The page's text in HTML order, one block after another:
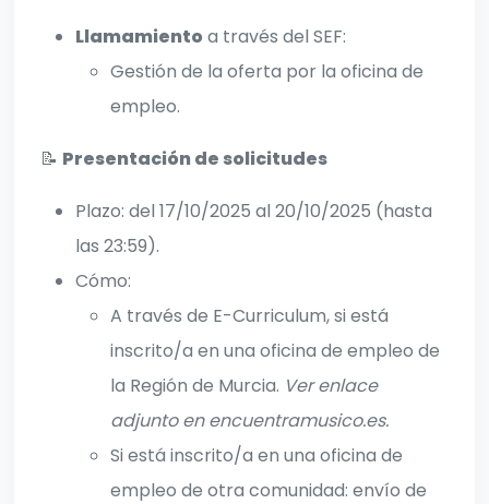
Llamamiento a través del SEF:
Gestión de la oferta por la oficina de
empleo.
📝 Presentación de solicitudes
Plazo: del 17/10/2025 al 20/10/2025 (hasta
las 23:59).
Cómo:
A través de E-Curriculum, si está
inscrito/a en una oficina de empleo de
la Región de Murcia. Ver enlace
adjunto en encuentramusico.es.
Si está inscrito/a en una oficina de
empleo de otra comunidad: envío de